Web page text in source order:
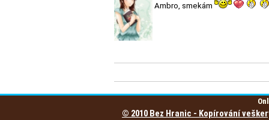
Ambro, smekám
© 2010 Bez Hranic - Kopírování